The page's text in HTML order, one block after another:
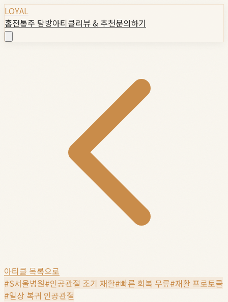
LOYAL
홈전통주 탐방아티클리뷰 & 추천문의하기
아티클 목록으로
#S서울병원#인공관절 조기 재활#빠른 회복 무릎#재활 프로토콜
#일상 복귀 인공관절